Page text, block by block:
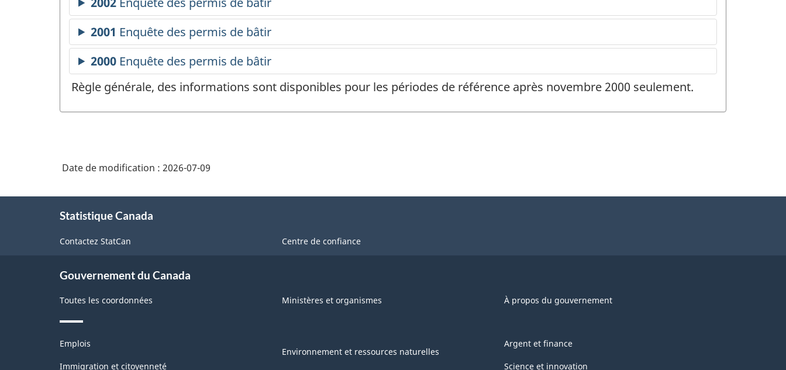
Règle générale, des informations sont disponibles pour les périodes de référence après novembre 2000 seulement.
Date de modification : 2026-07-09
Statistique Canada
Contactez StatCan Centre de confiance
Gouvernement du Canada
Toutes les coordonnées Ministères et organismes À propos du gouvernement
Thèmes
sujets
Emplois
Immigration et citoyenneté
Environnement et ressources naturelles
Argent et finance
Science et innovation